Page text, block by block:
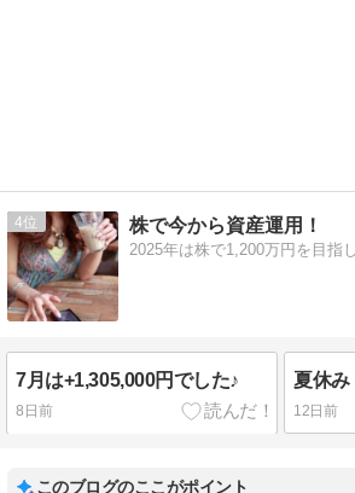
4 株で今から資産運用！
2025年は株で1,200万円を目指
7月は+1,305,000円でした♪
8日前
夏休み
12日前
このブログのここがポイント